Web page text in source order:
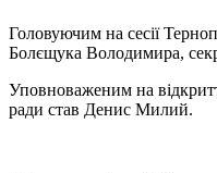
Головуючим на сесії
Болєщука Володимира,
Уповноваженим на
ради став Денис Милий.